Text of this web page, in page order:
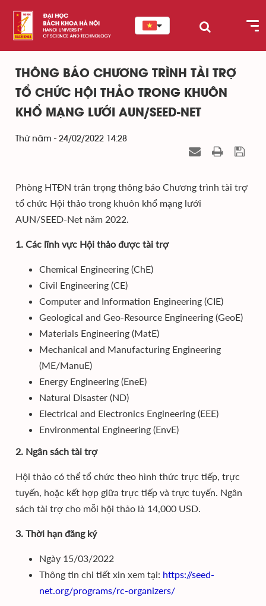
THÔNG BÁO CHƯƠNG TRÌNH TÀI TRỢ
TỔ CHỨC HỘI THẢO TRONG KHUÔN
KHỔ MẠNG LƯỚI AUN/SEED-NET
Thứ năm - 24/02/2022 14:28
Phòng HTĐN trân trọng thông báo Chương trình tài trợ
tổ chức Hội thảo trong khuôn khổ mạng lưới
AUN/SEED-Net năm 2022.
1. Các lĩnh vực Hội thảo được tài trợ
Chemical Engineering (ChE)
Civil Engineering (CE)
Computer and Information Engineering (CIE)
Geological and Geo-Resource Engineering (GeoE)
Materials Engineering (MatE)
Mechanical and Manufacturing Engineering
(ME/ManuE)
Energy Engineering (EneE)
Natural Disaster (ND)
Electrical and Electronics Engineering (EEE)
Environmental Engineering (EnvE)
2. Ngân sách tài trợ
Hội thảo có thể tổ chức theo hình thức trực tiếp, trực
tuyến, hoặc kết hợp giữa trực tiếp và trực tuyến. Ngân
sách tài trợ cho mỗi hội thảo là 14,000 USD.
3. Thời hạn đăng ký
Ngày 15/03/2022
Thông tin chi tiết xin xem tại: https://seed-
net.org/programs/rc-organizers/